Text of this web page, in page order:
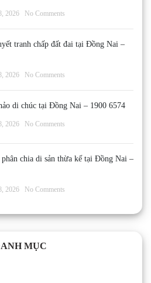
2026 No Comments
tranh chấp đất đai tại Đồng Nai –
2026 No Comments
di chúc tại Đồng Nai – 1900 6574
2026 No Comments
chia di sản thừa kế tại Đồng Nai –
2026 No Comments
MỤC